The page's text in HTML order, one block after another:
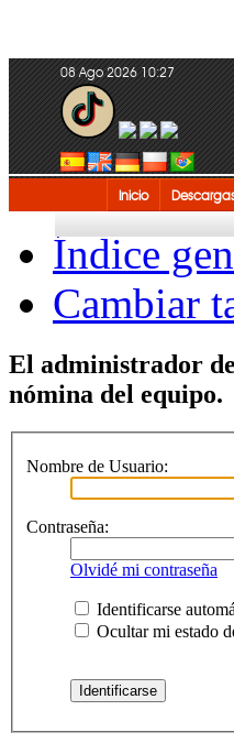
08 Ago 2026 10:27
Inicio
Índice
Cambiar
El administrador
nómina del equipo.
Nombre de Usuario:
Contraseña:
Olvidé mi contraseña
Identificarse
Ocultar mi estado